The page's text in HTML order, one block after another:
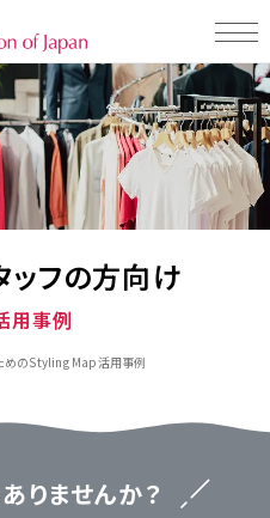
とは
）とは
ンタイプ
について
ム
ッフの方向け
用事例
めのStyling Map活用事例
ありませんか？